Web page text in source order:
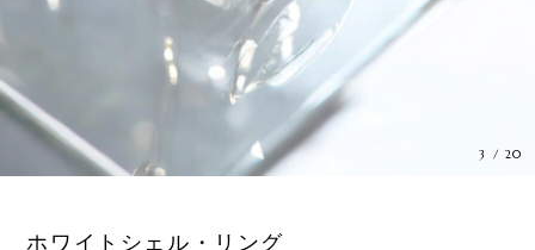
3 / 20
ホワイトシェル・リング